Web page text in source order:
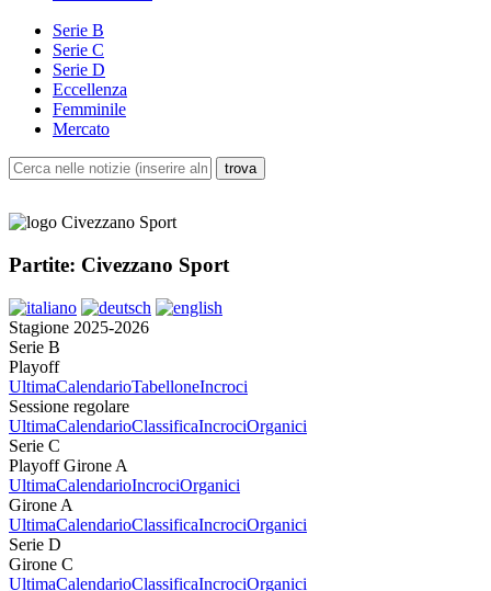
Serie B
Serie C
Serie D
Eccellenza
Femminile
Mercato
Partite: Civezzano Sport
Stagione 2025-2026
Serie B
Playoff
UltimaCalendarioTabelloneIncroci
Sessione regolare
UltimaCalendarioClassificaIncrociOrganici
Serie C
Playoff Girone A
UltimaCalendarioIncrociOrganici
Girone A
UltimaCalendarioClassificaIncrociOrganici
Serie D
Girone C
UltimaCalendarioClassificaIncrociOrganici